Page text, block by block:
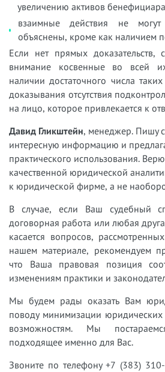
увеличению активов
взаимные действия не
объяснены, кроме как наличием
Если нет прямых доказательств,
внимание косвенные во всей
наличии достаточного числа
доказывания отсутствия
на лицо, которое привлекается к
Давид Гликштейн, менеджер. Пишу
интересную информацию и
практического использования.
качественной юридической
к юридической фирме, а не
В случае, если Ваш судебный
договорная работа или любая
касается вопросов,
нашем материале, рекомендуем
что Ваша правовая позиция
изменениям практики и
Мы будем рады оказать Вам
поводу минимизации
возможностям. Мы
подходящее именно для Вас.
Звоните по телефону +7 (383)